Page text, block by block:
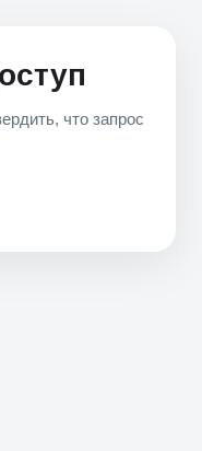
что запрос